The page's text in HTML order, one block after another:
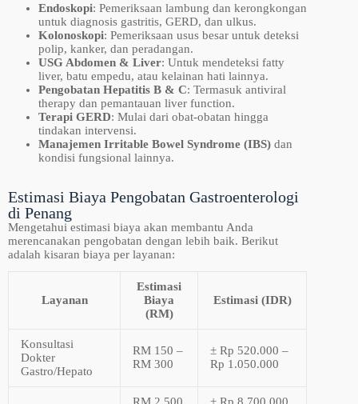
Endoskopi: Pemeriksaan lambung dan kerongkongan
untuk diagnosis gastritis, GERD, dan ulkus.
Kolonoskopi: Pemeriksaan usus besar untuk deteksi
polip, kanker, dan peradangan.
USG Abdomen & Liver: Untuk mendeteksi fatty
liver, batu empedu, atau kelainan hati lainnya.
Pengobatan Hepatitis B & C: Termasuk antiviral
therapy dan pemantauan liver function.
Terapi GERD: Mulai dari obat-obatan hingga
tindakan intervensi.
Manajemen Irritable Bowel Syndrome (IBS)dan
kondisi fungsional lainnya.
Estimasi Biaya Pengobatan Gastroenterologi
di Penang
Mengetahui estimasi biaya akan membantu Anda
merencanakan pengobatan dengan lebih baik. Berikut
adalah kisaran biaya per layanan:
Layanan
Estimasi
Biaya
(RM)
Estimasi (IDR)
Konsultasi
Dokter
Gastro/Hepato
RM 150 –
RM 300
± Rp 520.000 –
Rp 1.050.000
RM 2,500
± Rp 8.700.000